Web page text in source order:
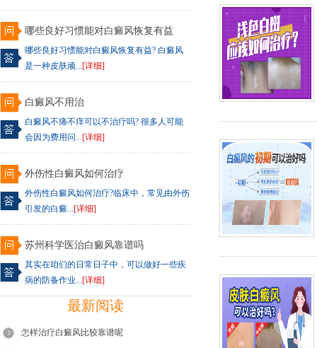
哪些良好习惯能对白癜风恢复有益
哪些良好习惯能对白癜风恢复有益? 白癜风
是一种皮肤顽...[详细]
白癜风不用治
白癜风不痛不痒可以不治疗吗? 很多人可能
会因为费用问...[详细]
外伤性白癜风如何治疗
外伤性白癜风如何治疗?临床中，常见由外伤
引发的白癜...[详细]
苏州科学医治白癜风靠谱吗
其实在咱们的日常日子中，可以做好一些疾
病的防备作业...[详细]
最新阅读
怎样治疗白癜风比较靠谱呢